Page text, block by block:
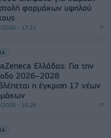
φαρμάκων υψηλού
2026 - 17:21
Ελλάδας: Για την
2026–2028
η έγκριση 17 νέων
2026 - 10:26